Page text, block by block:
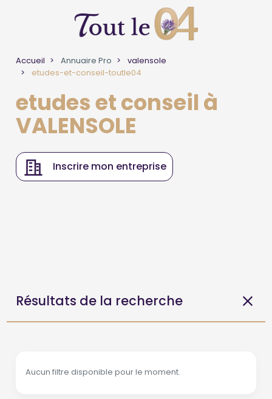
Accueil Annuaire Pro
valensole
etudes-et-conseil-toutle04
etudes et conseil à
VALENSOLE
Inscrire mon entreprise
Résultats de la recherche
Aucun filtre disponible pour le moment.